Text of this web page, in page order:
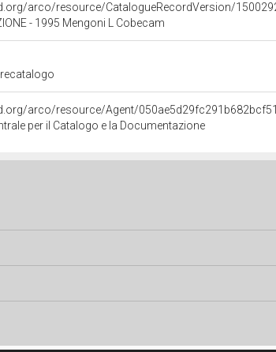
arco/resource/CatalogueRecordVersion/
- 1995 Mengoni L Cobecam
arco/resource/Agent/
per il Catalogo e la Documentazione